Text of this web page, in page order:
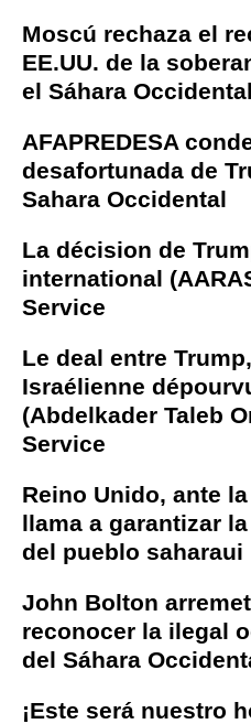
Moscú rechaza el
EE.UU. de la
el Sáhara Occidental
AFAPREDESA
desafortunada de
Sahara Occidental
La décision de
international
Service
Le deal entre
Israélienne
(Abdelkader Taleb
Service
Reino Unido, ante
llama a garantizar
del pueblo saharaui
John Bolton
reconocer la ilegal
del Sáhara
¡Este será nuestro